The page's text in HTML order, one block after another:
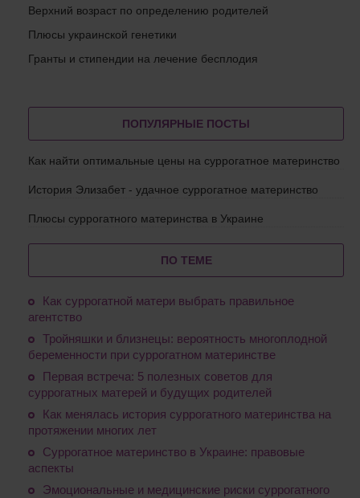
Верхний возраст по определению родителей
Плюсы украинской генетики
Гранты и стипендии на лечение бесплодия
ПОПУЛЯРНЫЕ ПОСТЫ
Как найти оптимальные цены на суррогатное материнство
История Элизабет - удачное суррогатное материнство
Плюсы суррогатного материнства в Украине
ПО ТЕМЕ
Как суррогатной матери выбрать правильное
агентство
Тройняшки и близнецы: вероятность многоплодной
беременности при суррогатном материнстве
Первая встреча: 5 полезных советов для
суррогатных матерей и будущих родителей
Как менялась история суррогатного материнства на
протяжении многих лет
Суррогатное материнство в Украине: правовые
аспекты
Эмоциональные и медицинские риски суррогатного